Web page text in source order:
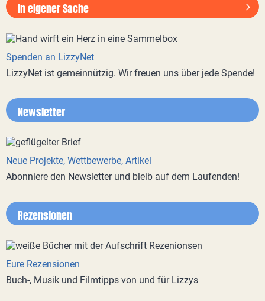
In eigener Sache
Spenden an LizzyNet
LizzyNet ist gemeinnützig. Wir freuen uns über jede Spende!
Newsletter
Neue Projekte, Wettbewerbe, Artikel
Abonniere den Newsletter und bleib auf dem Laufenden!
Rezensionen
Eure Rezensionen
Buch-, Musik und Filmtipps von und für Lizzys